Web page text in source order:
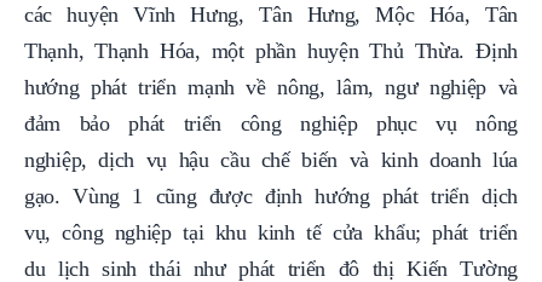
các huyện Vĩnh Hưng, Tân Hưng, Mộc Hóa, Tân
Thạnh, Thạnh Hóa, một phần huyện Thủ Thừa. Định
hướng phát triển mạnh về nông, lâm, ngư nghiệp và
đảm bảo phát triển công nghiệp phục vụ nông
nghiệp, dịch vụ hậu cầu chế biến và kinh doanh lúa
gạo. Vùng 1 cũng được định hướng phát triển dịch
vụ, công nghiệp tại khu kinh tế cửa khẩu; phát triển
du lịch sinh thái như phát triển đô thị Kiến Tường